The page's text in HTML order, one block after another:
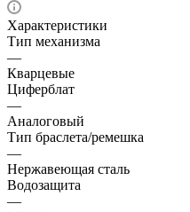
Характеристики
Тип механизма
—
Кварцевые
Циферблат
—
Аналоговый
Тип браслета/ремешка
—
Нержавеющая сталь
Водозащита
—